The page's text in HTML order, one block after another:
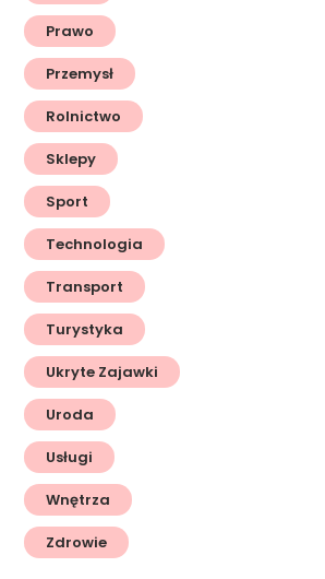
Prawo
Przemysł
Rolnictwo
Sklepy
Sport
Technologia
Transport
Turystyka
Ukryte Zajawki
Uroda
Usługi
Wnętrza
Zdrowie